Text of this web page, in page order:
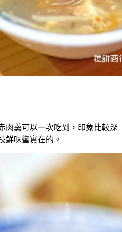
肉羹可以一次吃到，印象比較深
鮮味蠻實在的。